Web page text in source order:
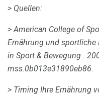
> Quellen:
> American College of
Ernährung und sportliche
in Sport & Bewegung .
mss.0b013e31890eb86.
> Timing Ihre Ernährung